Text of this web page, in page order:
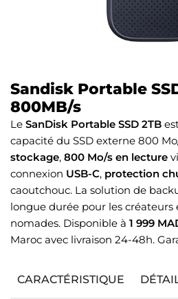
Sandisk Portable
800MB/s
Le SanDisk Portable SSD 2TB
capacité du SSD externe 800
stockage, 800 Mo/s en lecture
connexion USB-C, protection
caoutchouc. La solution de
longue durée pour les créateurs
nomades. Disponible à 1 999
Maroc avec livraison 24-48h.
CARACTÉRISTIQUE